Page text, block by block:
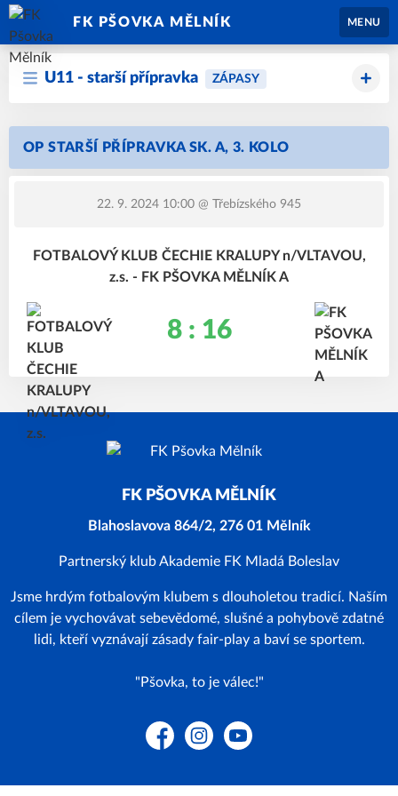
FK PŠOVKA MĚLNÍK MENU
U11 - starší přípravka ZÁPASY
OP STARŠÍ PŘÍPRAVKA SK. A, 3. KOLO
22. 9. 2024 10:00 @ Třebízského 945
FOTBALOVÝ KLUB ČECHIE KRALUPY n/VLTAVOU,
z.s. - FK PŠOVKA MĚLNÍK A
8 : 16
FK PŠOVKA MĚLNÍK
Blahoslavova 864/2, 276 01 Mělník
Partnerský klub Akademie FK Mladá Boleslav
Jsme hrdým fotbalovým klubem s dlouholetou tradicí. Naším
cílem je vychovávat sebevědomé, slušné a pohybově zdatné
lidi, kteří vyznávají zásady fair-play a baví se sportem.
"Pšovka, to je válec!"
FacebookInstagramYouTube